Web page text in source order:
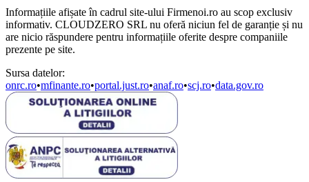
Informațiile afișate în cadrul site-ului Firmenoi.ro au scop exclusiv
informativ. CLOUDZERO SRL nu oferă niciun fel de garanție și nu
are nicio răspundere pentru informațiile oferite despre companiile
prezente pe site.
Sursa datelor:
onrc.ro•mfinante.ro•portal.just.ro•anaf.ro•scj.ro•data.gov.ro